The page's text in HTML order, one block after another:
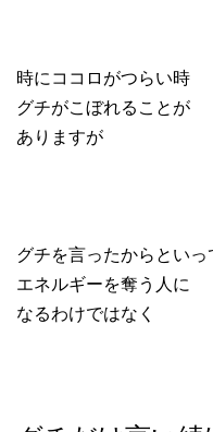
時にココロがつらい時
グチがこぼれることが
ありますが
グチを言ったからといっ
エネルギーを奪う人に
なるわけではなく